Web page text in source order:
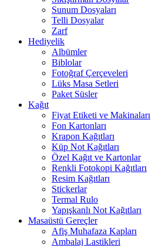
Sunum Dosyaları
Telli Dosyalar
Zarf
Hediyelik
Albümler
Biblolar
Fotoğraf Çerçeveleri
Lüks Masa Setleri
Paket Süsler
Kağıt
Fiyat Etiketi ve Makinaları
Fon Kartonları
Krapon Kağıtları
Küp Not Kağıtları
Özel Kağıt ve Kartonlar
Renkli Fotokopi Kağıtları
Resim Kağıtları
Stickerlar
Termal Rulo
Yapışkanlı Not Kağıtları
Masaüstü Gereçler
Afiş Muhafaza Kapları
Ambalaj Lastikleri